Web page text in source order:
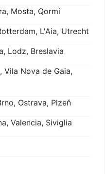
Mosta, Qormi
L'Aia, Utrecht
Lodz, Breslavia
Vila Nova de Gaia,
Ostrava, Plzeň
Valencia, Siviglia